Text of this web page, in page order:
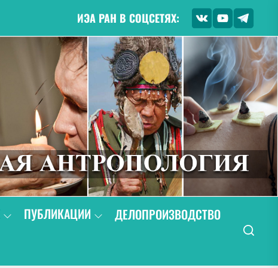
ИЭА РАН В СОЦСЕТЯХ:
ПУБЛИКАЦИИ
ДЕЛОПРОИЗВОДСТВО